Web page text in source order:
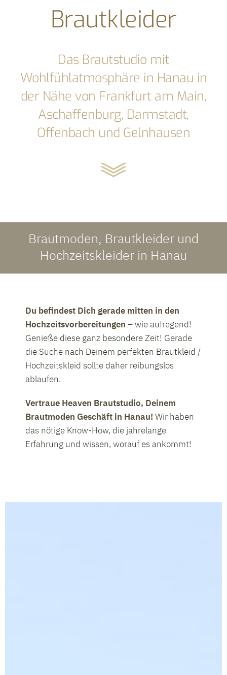
Brautkleider
Das Brautstudio mit
Wohlfühlatmosphäre in Hanau in
der Nähe von Frankfurt am Main,
Aschaffenburg, Darmstadt,
Offenbach und Gelnhausen
Brautmoden, Brautkleider und
Hochzeitskleider in Hanau
Du befindest Dich gerade mitten in den
Hochzeitsvorbereitungen – wie aufregend!
Genieße diese ganz besondere Zeit! Gerade
die Suche nach Deinem perfekten Brautkleid /
Hochzeitskleid sollte daher reibungslos
ablaufen.
Vertraue Heaven Brautstudio, Deinem
Brautmoden Geschäft in Hanau! Wir haben
das nötige Know-How, die jahrelange
Erfahrung und wissen, worauf es ankommt!